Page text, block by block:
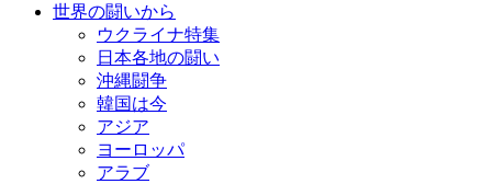
世界の闘いから
ウクライナ特集
日本各地の闘い
沖縄闘争
韓国は今
アジア
ヨーロッパ
アラブ